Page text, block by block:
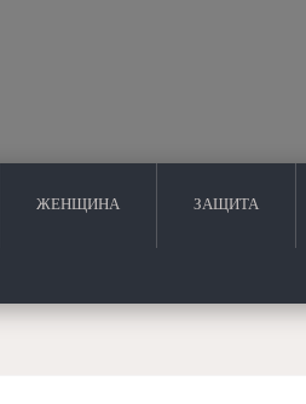
ЖЕНЩИНА ЗАЩИТА